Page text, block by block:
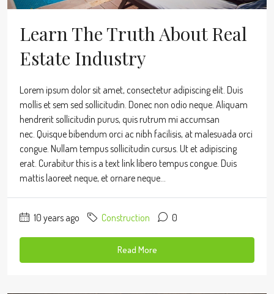
Learn The Truth About Real
Estate Industry
Lorem ipsum dolor sit amet, consectetur adipiscing elit. Duis
mollis et sem sed sollicitudin. Donec non odio neque. Aliquam
hendrerit sollicitudin purus, quis rutrum mi accumsan
nec. Quisque bibendum orci ac nibh facilisis, at malesuada orci
congue. Nullam tempus sollicitudin cursus. Ut et adipiscing
erat. Curabitur this is a text link libero tempus congue. Duis
mattis laoreet neque, et ornare neque...
10 years ago Construction 0
Read More